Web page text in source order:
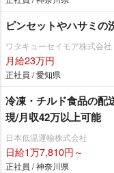
ピンセットやハサミの
ワタキューセイモア株式会社
月給23万円
正社員 / 愛知県
冷凍・チルド食品の配
現/月収42万以上可能
日本低温運輸株式会社
日給1万7,810円～
正社員 / 神奈川県